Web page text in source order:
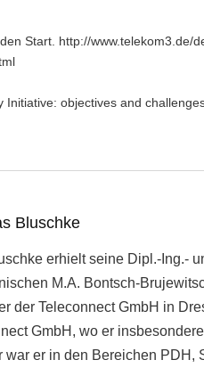
Start. http://
objectives and
Bluschke
erhielt seine Dipl.-Ing.-
M.A. Bontsch-
der Teleconnect GmbH in
GmbH, wo er
war er in den Bereichen PDH,